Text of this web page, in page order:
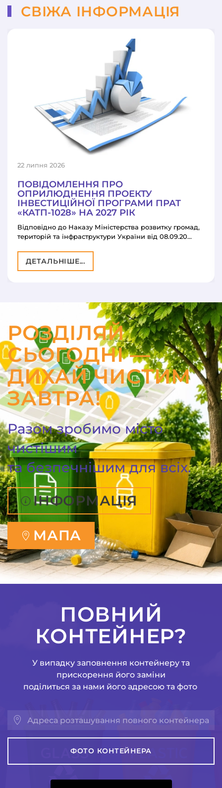
СВІЖА ІНФОРМАЦІЯ
22 липня 2026
ПОВІДОМЛЕННЯ ПРО
ОПРИЛЮДНЕННЯ ПРОЕКТУ
ІНВЕСТИЦІЙНОЇ ПРОГРАМИ ПРАТ
«КАТП-1028» НА 2027 РІК
Відповідно до Наказу Міністерства розвитку громад,
територій та інфраструктури України від 08.09.20…
ДЕТАЛЬНІШЕ...
РОЗДІЛЯЙ
СЬОГОДНІ —
ДИХАЙ ЧИСТИМ
ЗАВТРА!
Разом зробимо місто
чистішим
та безпечнішим для всіх.
ІНФОРМАЦІЯ
МАПА
ПОВНИЙ
КОНТЕЙНЕР?
У випадку заповнення контейнеру та
прискорення його заміни
поділиться за нами його адресою та фото
ФОТО КОНТЕЙНЕРА